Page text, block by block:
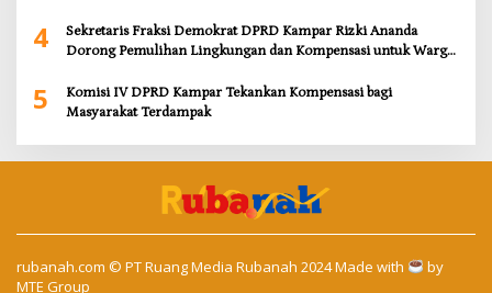
4
Sekretaris Fraksi Demokrat DPRD Kampar Rizki Ananda
Dorong Pemulihan Lingkungan dan Kompensasi untuk Warga
5
Komisi IV DPRD Kampar Tekankan Kompensasi bagi
Masyarakat Terdampak
rubanah.com © PT Ruang Media Rubanah 2024 Made with
by
MTE Group